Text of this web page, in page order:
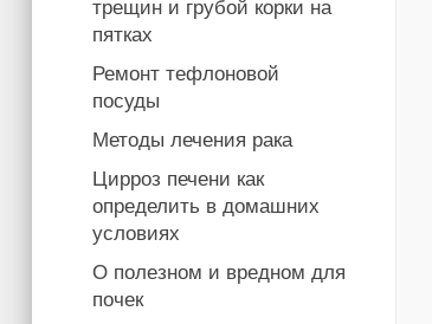
трещин и грубой корки на
пятках
Ремонт тефлоновой
посуды
Методы лечения рака
Цирроз печени как
определить в домашних
условиях
О полезном и вредном для
почек